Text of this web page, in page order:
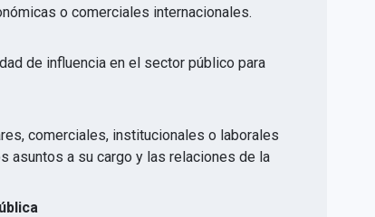
o comerciales internacionales.
de influencia en el sector público para
comerciales, institucionales o laborales
asuntos a su cargo y las relaciones de la